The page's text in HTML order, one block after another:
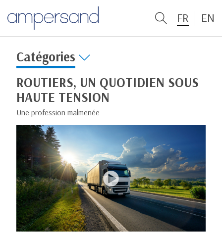
FR EN
Catégories
ROUTIERS, UN QUOTIDIEN SOUS
HAUTE TENSION
Une profession malmenée